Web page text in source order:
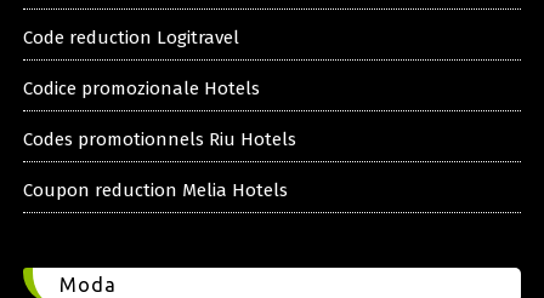
Code reduction Logitravel
Codice promozionale Hotels
Codes promotionnels Riu Hotels
Coupon reduction Melia Hotels
Moda